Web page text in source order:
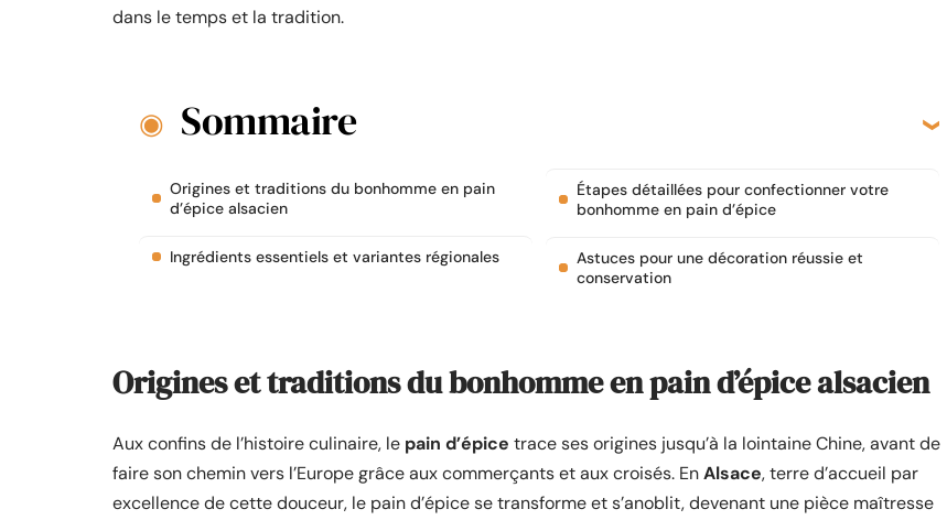
dans le temps et la tradition.
Sommaire
Origines et traditions du bonhomme en pain
d’épice alsacien
Ingrédients essentiels et variantes régionales
Étapes détaillées pour confectionner votre
bonhomme en pain d’épice
Astuces pour une décoration réussie et
conservation
Origines et traditions du bonhomme en pain d’épice alsacien
Aux confins de l’histoire culinaire, le pain d’épice trace ses origines jusqu’à la lointaine Chine, avant de
faire son chemin vers l’Europe grâce aux commerçants et aux croisés. EnAlsace, terre d’accueil par
excellence de cette douceur, le pain d’épice se transforme et s’anoblit, devenant une pièce maîtresse